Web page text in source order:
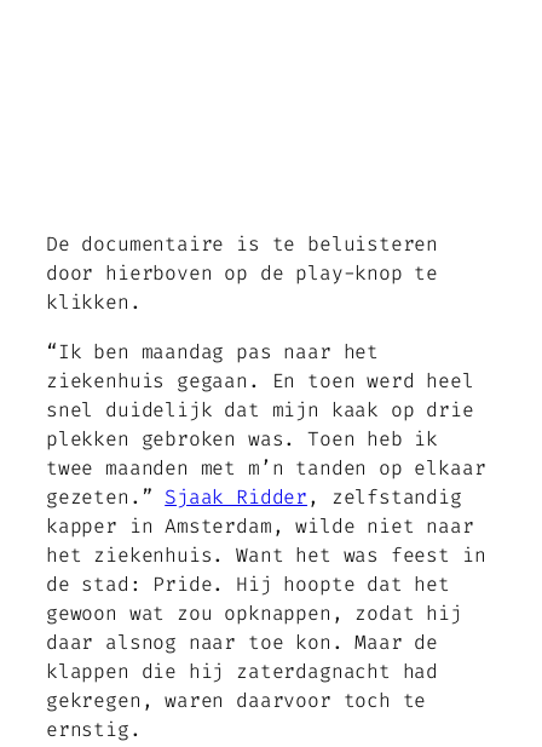
De documentaire is te beluisteren
door hierboven op de play-knop te
klikken.
“Ik ben maandag pas naar het
ziekenhuis gegaan. En toen werd heel
snel duidelijk dat mijn kaak op drie
plekken gebroken was. Toen heb ik
twee maanden met m’n tanden op elkaar
gezeten.” Sjaak Ridder, zelfstandig
kapper in Amsterdam, wilde niet naar
het ziekenhuis. Want het was feest in
de stad: Pride. Hij hoopte dat het
gewoon wat zou opknappen, zodat hij
daar alsnog naar toe kon. Maar de
klappen die hij zaterdagnacht had
gekregen, waren daarvoor toch te
ernstig.